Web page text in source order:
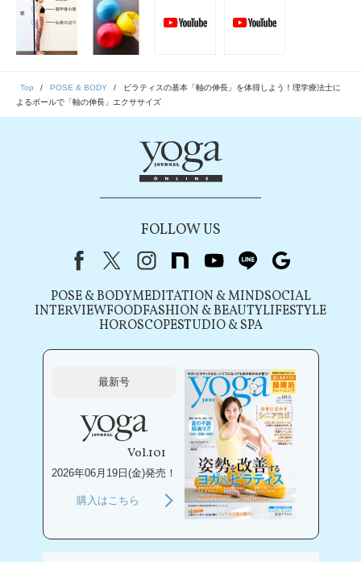
Top POSE & BODY
ピラティスの基本「軸の伸長」を体得しよう！理学療法士に
よるボールで「軸の伸長」エクササイズ
FOLLOW US
FacebookX（旧Twitter）
instagram
note youtubeline
POSE & BODYMEDITATION & MINDSOCIAL
INTERVIEWFOODFASHION & BEAUTYLIFESTYLE
HOROSCOPESTUDIO & SPA
最新号
Vol.101
2026年06月19日(金)発売！
購入はこちら